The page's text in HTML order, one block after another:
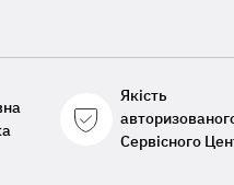
Якість
Сервісного